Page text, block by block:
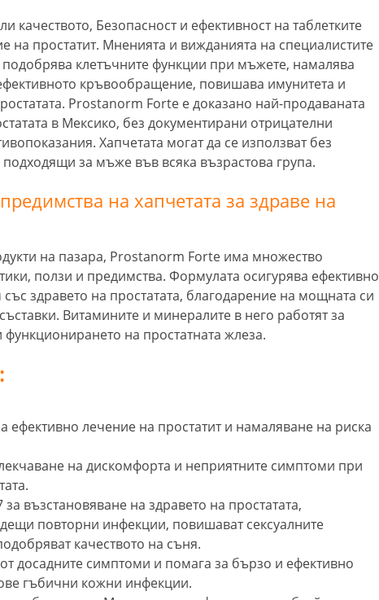
качеството, Безопасност и ефективност на таблетките
на простатит. Мненията и вижданията на специалистите
подобрява клетъчните функции при мъжете, намалява
кръвообращение, повишава имунитета и
Prostanorm Forte е доказано най-продаваната
в Мексико, без документирани отрицателни
Хапчетата могат да се използват без
за мъже във всяка възрастова група.
на хапчетата за здраве на
на пазара, Prostanorm Forte има множество
ползи и предимства. Формулата осигурява ефективно
здравето на простатата, благодарение на мощната си
Витамините и минералите в него работят за
на простатната жлеза.
ефективно лечение на простатит и намаляване на риска
на дискомфорта и неприятните симптоми при
за възстановяване на здравето на простатата,
повторни инфекции, повишават сексуалните
качеството на съня.
досадните симптоми и помага за бързо и ефективно
гъбични кожни инфекции.